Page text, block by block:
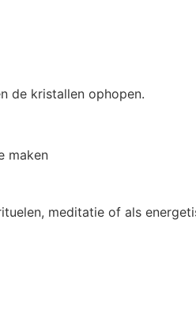
de kristallen ophopen.
maken
meditatie of als